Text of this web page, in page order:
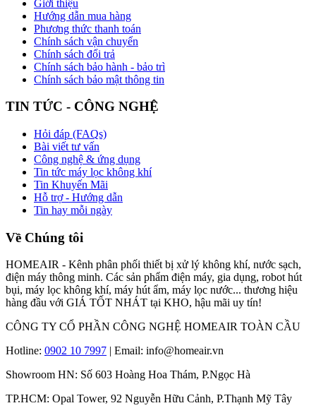
Giới thiệu
Hướng dẫn mua hàng
Phương thức thanh toán
Chính sách vận chuyển
Chính sách đổi trả
Chính sách bảo hành - bảo trì
Chính sách bảo mật thông tin
TIN TỨC - CÔNG NGHỆ
Hỏi đáp (FAQs)
Bài viết tư vấn
Công nghệ & ứng dụng
Tin tức máy lọc không khí
Tin Khuyến Mãi
Hỗ trợ - Hướng dẫn
Tin hay mỗi ngày
Về Chúng tôi
HOMEAIR - Kênh phân phối thiết bị xử lý không khí, nước sạch,
điện máy thông minh. Các sản phẩm điện máy, gia dụng, robot hút
bụi, máy lọc không khí, máy hút ẩm, máy lọc nước... thương hiệu
hàng đầu với GIÁ TỐT NHÁT tại KHO, hậu mãi uy tín!
CÔNG TY CỔ PHẦN CÔNG NGHỆ HOMEAIR TOÀN CẦU
Hotline: 0902 10 7997 | Email: info@homeair.vn
Showroom HN: Số 603 Hoàng Hoa Thám, P.Ngọc Hà
TP.HCM: Opal Tower, 92 Nguyễn Hữu Cảnh, P.Thạnh Mỹ Tây